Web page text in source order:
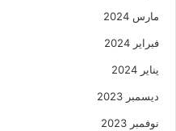
مارس 2024
فبراير 2024
يناير 2024
ديسمبر 2023
نوفمبر 2023